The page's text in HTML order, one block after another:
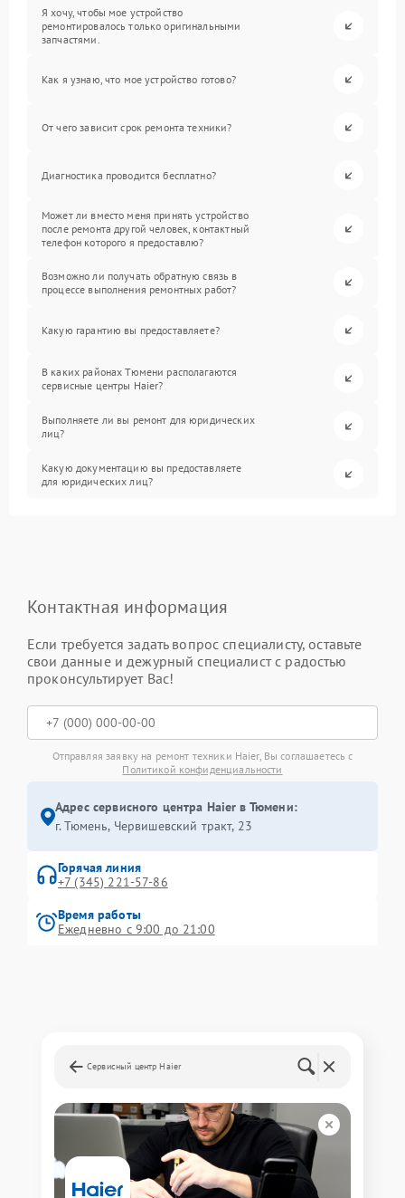
Я хочу, чтобы мое устройство
ремонтировалось только оригинальными
запчастями.
Как я узнаю, что мое устройство готово?
От чего зависит срок ремонта техники?
Диагностика проводится бесплатно?
Может ли вместо меня принять устройство
после ремонта другой человек, контактный
телефон которого я предоставлю?
Возможно ли получать обратную связь в
процессе выполнения ремонтных работ?
Какую гарантию вы предоставляете?
В каких районах Тюмени располагаются
сервисные центры Haier?
Выполняете ли вы ремонт для юридических
лиц?
Какую документацию вы предоставляете
для юридических лиц?
Контактная информация
Если требуется задать вопрос специалисту, оставьте
свои данные и дежурный специалист с радостью
проконсультирует Вас!
Отправляя заявку на ремонт техники Haier, Вы соглашаетесь с
Политикой конфиденциальности
Адрес сервисного центра Haier в Тюмени:
г. Тюмень, ​Червишевский тракт, 23
Горячая линия
+7 (345) 221-57-86
Время работы
Ежедневно с 9:00 до 21:00
Сервисный центр Haier